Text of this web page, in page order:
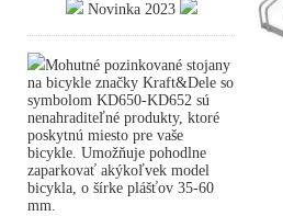
Novinka 2023
Mohutné pozinkované stojany
na bicykle značky Kraft&Dele so
symbolom KD650-KD652 sú
nenahraditeľné produkty, ktoré
poskytnú miesto pre vaše
bicykle. Umožňuje pohodlne
zaparkovať akýkoľvek model
bicykla, o šírke plášťov 35-60
mm.